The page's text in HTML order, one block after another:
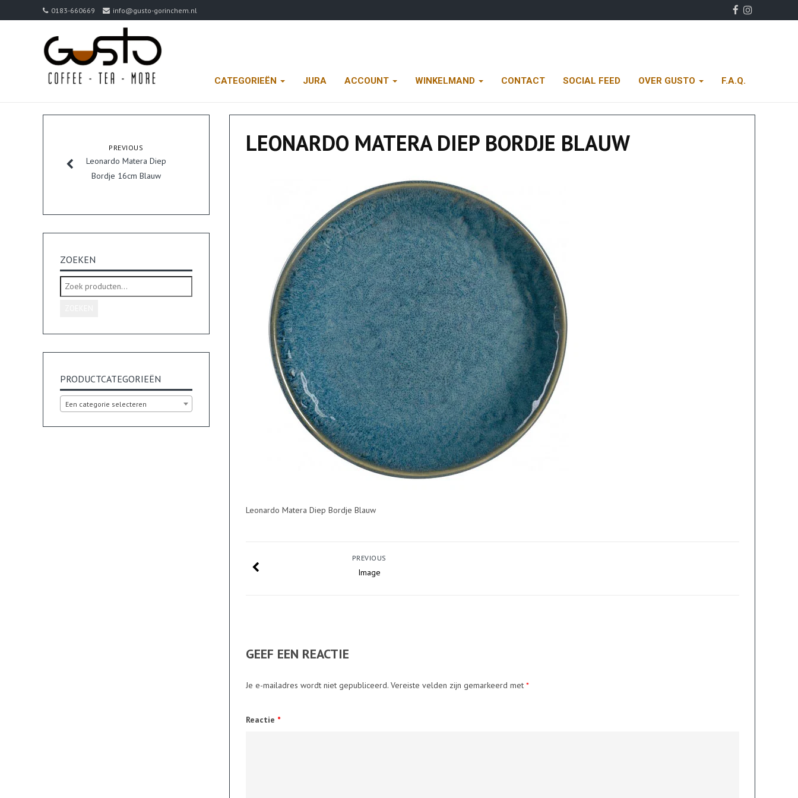
0183-660669 info@gusto-gorinchem.nl
CATEGORIEËN JURA ACCOUNT WINKELMAND CONTACT SOCIAL FEED OVER GUSTO F.A.Q.
LEONARDO MATERA DIEP BORDJE BLAUW
Leonardo Matera Diep Bordje Blauw
PREVIOUS
Image
GEEF EEN REACTIE
Je e-mailadres wordt niet gepubliceerd. Vereiste velden zijn gemarkeerd met *
Reactie *
PREVIOUS
Leonardo Matera Diep
Bordje 16cm Blauw
ZOEKEN
Zoeken
naar:
PRODUCTCATEGORIEËN
Een categorie selecteren